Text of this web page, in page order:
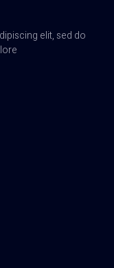
elit, sed do